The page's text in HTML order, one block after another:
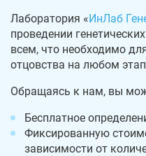
Лаборатория «ИнЛаб
проведении
всем, что необходимо
отцовства на любом
Обращаясь к нам, вы
Бесплатное
Фиксированную
зависимости от